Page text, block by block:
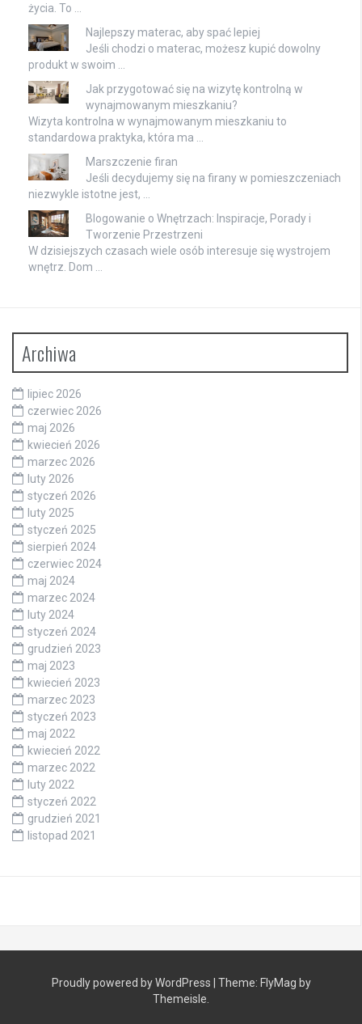
życia. To …
Najlepszy materac, aby spać lepiej
Jeśli chodzi o materac, możesz kupić dowolny
produkt w swoim …
Jak przygotować się na wizytę kontrolną w
wynajmowanym mieszkaniu?
Wizyta kontrolna w wynajmowanym mieszkaniu to
standardowa praktyka, która ma …
Marszczenie firan
Jeśli decydujemy się na firany w pomieszczeniach
niezwykle istotne jest, …
Blogowanie o Wnętrzach: Inspiracje, Porady i
Tworzenie Przestrzeni
W dzisiejszych czasach wiele osób interesuje się wystrojem
wnętrz. Dom …
Archiwa
lipiec 2026
czerwiec 2026
maj 2026
kwiecień 2026
marzec 2026
luty 2026
styczeń 2026
luty 2025
styczeń 2025
sierpień 2024
czerwiec 2024
maj 2024
marzec 2024
luty 2024
styczeń 2024
grudzień 2023
maj 2023
kwiecień 2023
marzec 2023
styczeń 2023
maj 2022
kwiecień 2022
marzec 2022
luty 2022
styczeń 2022
grudzień 2021
listopad 2021
Proudly powered by WordPress Theme: FlyMag by
Themeisle.